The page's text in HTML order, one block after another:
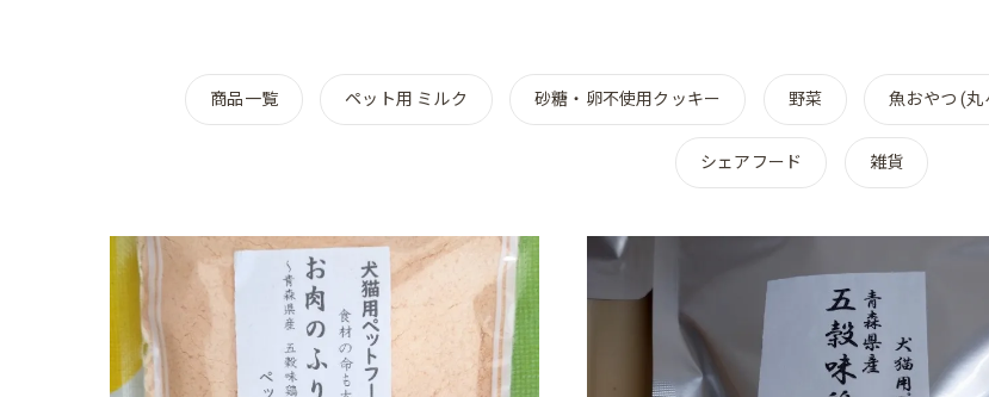
商品一覧 ペット用 ミルク 砂糖・卵不使用クッキー 野菜 魚おやつ (丸
シェアフード 雑貨